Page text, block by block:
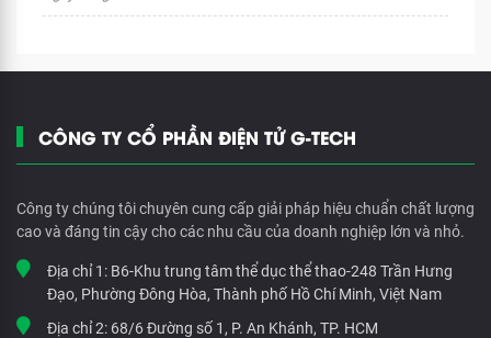
CÔNG TY CỔ PHẦN ĐIỆN TỬ G-TECH
Công ty chúng tôi chuyên cung cấp giải pháp hiệu chuẩn chất lượng
cao và đáng tin cậy cho các nhu cầu của doanh nghiệp lớn và nhỏ.
Địa chỉ 1: B6-Khu trung tâm thể dục thể thao-248 Trần Hưng
Đạo, Phường Đông Hòa, Thành phố Hồ Chí Minh, Việt Nam
Địa chỉ 2: 68/6 Đường số 1, P. An Khánh, TP. HCM